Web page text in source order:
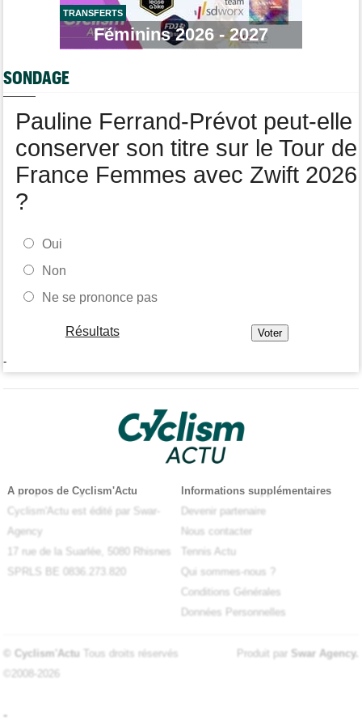
Joe Blackmore devrait rejoindre une armada du WorldTour
Romain Bardet hospitalisé après une chute dans la descente du
TRANSFERTS
Féminins 2026 - 2027
SONDAGE
Pauline Ferrand-Prévot peut-elle
conserver son titre sur le Tour de
France Femmes avec Zwift 2026
?
Oui
Non
Ne se prononce pas
Résultats
-
A propos de Cyclism'Actu
Cyclism'Actu est édité par Swar-
Agency
17 rue de la Suarlée, 5080 Rhisnes
SPRLS BE 0836.273.820
Informations supplémentaires
Devenir partenaire
Nous contacter
Tennis Actu
Qui sommes-nous ?
Conditions Générales
Données Personnelles
© Cyclism'Actu Tous droits réservés
©2008-2026
Produit par Swar Agency.
-